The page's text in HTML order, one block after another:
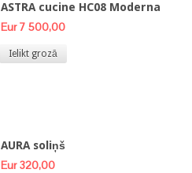
ASTRA cucine HC08 Moderna
Eur 7 500,00
Ielikt grozā
AURA soliņš
Eur 320,00